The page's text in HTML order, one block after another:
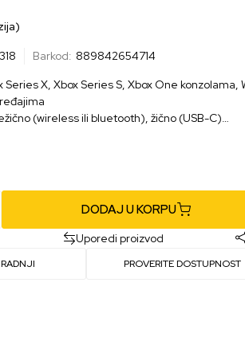
)
Barkod: 889842654714
Series X, Xbox Series S, Xbox One konzolama,
(wireless ili bluetooth), žično (USB-C)
DODAJ U KORPU
Uporedi proizvod
PROVERITE DOSTUPNOST